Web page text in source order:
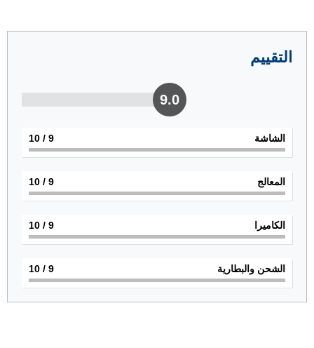
التقييم
9.0
الشاشة 9
/ 10
المعالج 9
/ 10
الكاميرا 9
/ 10
الشحن والبطارية 9
/ 10